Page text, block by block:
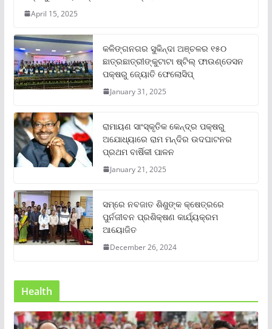
April 15, 2025
କଳିଙ୍ଗନଗର ସୁକିନ୍ଦା ଅଞ୍ଚଳର ୧୫୦
ଛାତ୍ରଛାତ୍ରୀଙ୍କୁଟାଟା ଷ୍ଟିଲ୍ ଫାଉଣ୍ଡେସନ
ପକ୍ଷରୁ ଜ୍ୟୋତି ଫେଲୋସିପ୍‌
January 31, 2025
ରାମାୟଣ ସାଂସ୍କୃତିକ କେନ୍ଦ୍ର ପକ୍ଷରୁ
ଅଯୋଧ୍ୟାରେ ରାମ ମନ୍ଦିର ଉଦଘାଟନର
ପ୍ରଥମ ବାର୍ଷିକୀ ପାଳନ
January 21, 2025
ସମ୍‌ରେ ନବଜାତ ଶିଶୁଙ୍କ କ୍ଷେତ୍ରରେ
ପୁର୍ନଜୀବନ ପ୍ରଶିକ୍ଷଣ କାର୍ଯ୍ୟକ୍ରମ
ଆୟୋଜିତ
December 26, 2024
Health